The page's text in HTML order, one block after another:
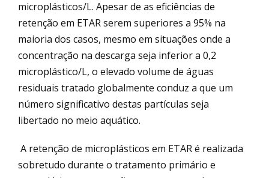
microplásticos/L. Apesar de as eficiências de
retenção em ETAR serem superiores a 95% na
maioria dos casos, mesmo em situações onde a
concentração na descarga seja inferior a 0,2
microplástico/L, o elevado volume de águas
residuais tratado globalmente conduz a que um
número significativo destas partículas seja
libertado no meio aquático.
A retenção de microplásticos em ETAR é realizada
sobretudo durante o tratamento primário e